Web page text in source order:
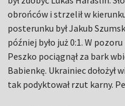
obrońców i strzelił w
posterunku był Jakub
później było już 0:1. W
Peszko pociągnął za bark
Babienkę. Ukrainiec dołożył
tak podyktował rzut karny.